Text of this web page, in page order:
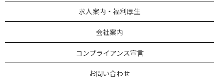
求人案内・福利厚生
会社案内
コンプライアンス宣言
お問い合わせ